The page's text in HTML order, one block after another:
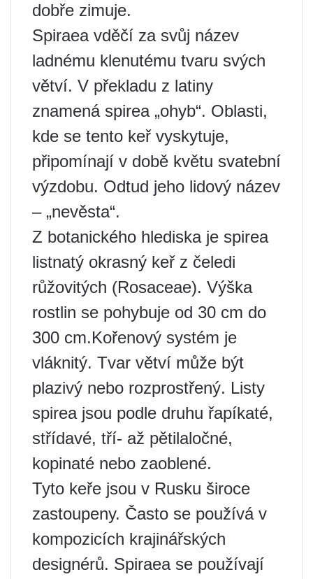
dobře zimuje.
Spiraea vděčí za svůj název
ladnému klenutému tvaru svých
větví. V překladu z latiny
znamená spirea „ohyb“. Oblasti,
kde se tento keř vyskytuje,
připomínají v době květu svatební
výzdobu. Odtud jeho lidový název
– „nevěsta“.
Z botanického hlediska je spirea
listnatý okrasný keř z čeledi
růžovitých (Rosaceae). Výška
rostlin se pohybuje od 30 cm do
300 cm.Kořenový systém je
vláknitý. Tvar větví může být
plazivý nebo rozprostřený. Listy
spirea jsou podle druhu řapíkaté,
střídavé, tří- až pětilaločné,
kopinaté nebo zaoblené.
Tyto keře jsou v Rusku široce
zastoupeny. Často se používá v
kompozicích krajinářských
designérů. Spiraea se používají